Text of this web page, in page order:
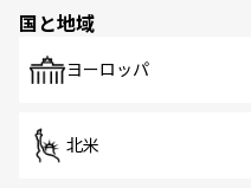
で、ホーカーズは
国と地域
ヨーロッパ
北米